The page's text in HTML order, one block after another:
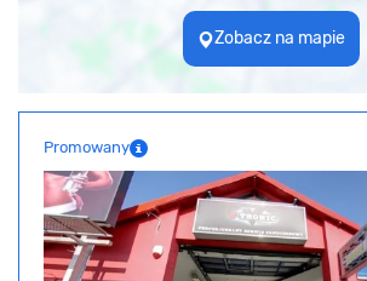
Zobacz na mapie
Promowany